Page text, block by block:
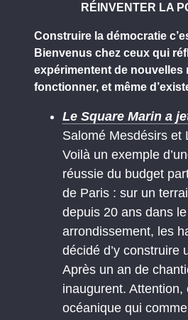
RÉINVENTER LA
Construire la démocratie
Bienvenus chez ceux qui
expérimentent de nouvelles
fonctionner, et même
Le Square Marin a
Salomé Mesdésirs et
Voilà un exemple
réussie du budget
de Paris : sur un
depuis 20 ans dans
arrondissement, les
décidé d’y construire
Après un an de
inaugurent. Attention,
océanique qui